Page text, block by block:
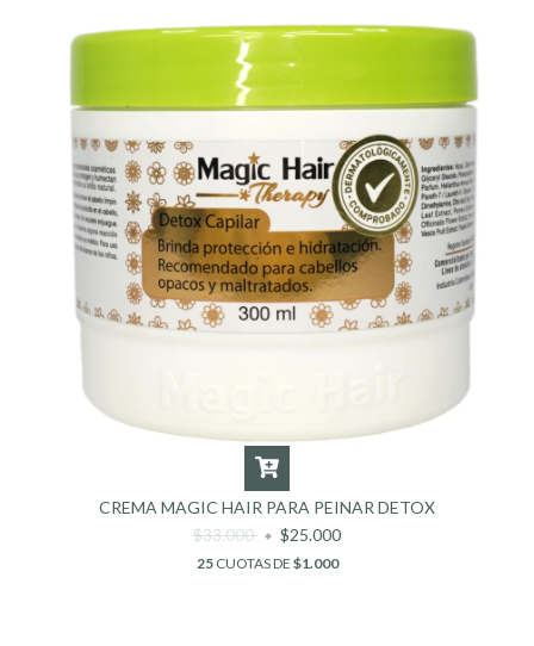
CREMA MAGIC HAIR PARA PEINAR DETOX
$33.000
$25.000
25CUOTAS DE $1.000